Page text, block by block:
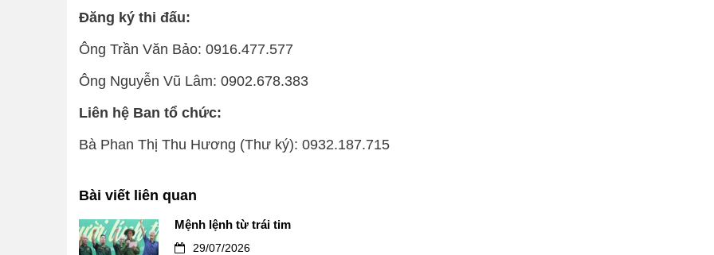
Đăng ký thi đấu:
Ông Trần Văn Bảo: 0916.477.577
Ông Nguyễn Vũ Lâm: 0902.678.383
Liên hệ Ban tổ chức:
Bà Phan Thị Thu Hương (Thư ký): 0932.187.715
Bài viết liên quan
Mệnh lệnh từ trái tim
29/07/2026